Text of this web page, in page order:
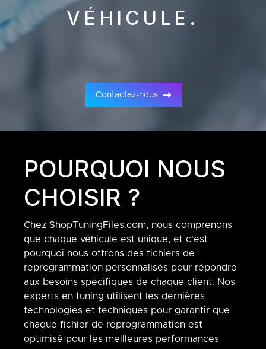
VÉHICULE.
Contactez-nous
POURQUOI NOUS
CHOISIR ?
Chez ShopTuningFiles.com, nous comprenons
que chaque véhicule est unique, et c'est
pourquoi nous offrons des fichiers de
reprogrammation personnalisés pour répondre
aux besoins spécifiques de chaque client. Nos
experts en tuning utilisent les dernières
technologies et techniques pour garantir que
chaque fichier de reprogrammation est
optimisé pour les meilleures performances